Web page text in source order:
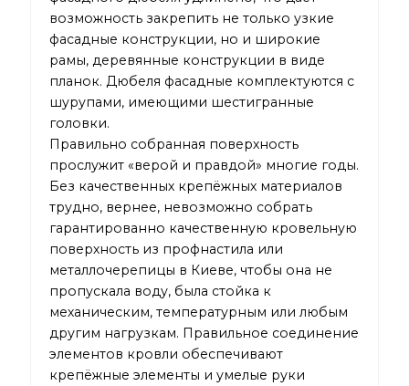
возможность закрепить не только узкие
фасадные конструкции, но и широкие
рамы, деревянные конструкции в виде
планок. Дюбеля фасадные комплектуются с
шурупами, имеющими шестигранные
головки.
Правильно собранная поверхность
прослужит «верой и правдой» многие годы.
Без качественных крепёжных материалов
трудно, вернее, невозможно собрать
гарантированно качественную кровельную
поверхность из профнастила или
металлочерепицы в Киеве, чтобы она не
пропускала воду, была стойка к
механическим, температурным или любым
другим нагрузкам. Правильное соединение
элементов кровли обеспечивают
крепёжные элементы и умелые руки